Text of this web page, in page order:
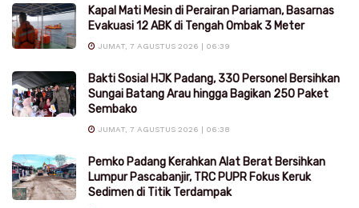
Kapal Mati Mesin di Perairan Pariaman, Basarnas
Evakuasi 12 ABK di Tengah Ombak 3 Meter
JUMAT, 7 AGUSTUS 2026 | 06:39
Bakti Sosial HJK Padang, 330 Personel Bersihkan
Sungai Batang Arau hingga Bagikan 250 Paket
Sembako
JUMAT, 7 AGUSTUS 2026 | 06:38
Pemko Padang Kerahkan Alat Berat Bersihkan
Lumpur Pascabanjir, TRC PUPR Fokus Keruk
Sedimen di Titik Terdampak